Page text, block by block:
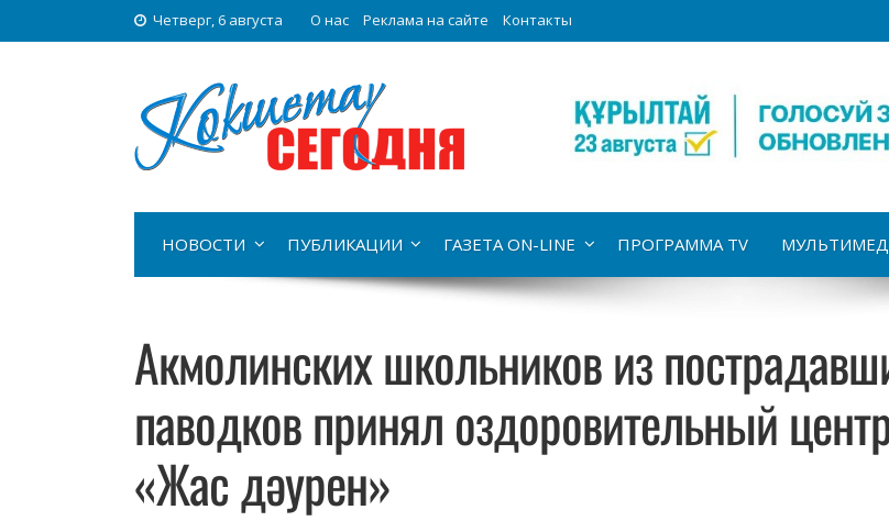
Четверг, 6 августа О нас Реклама на сайте Контакты
НОВОСТИ ПУБЛИКАЦИИ ГАЗЕТА ON-LINE ПРОГРАММА TV
Акмолинских школьников из
паводков принял оздоровительный
«Жас дәурен»